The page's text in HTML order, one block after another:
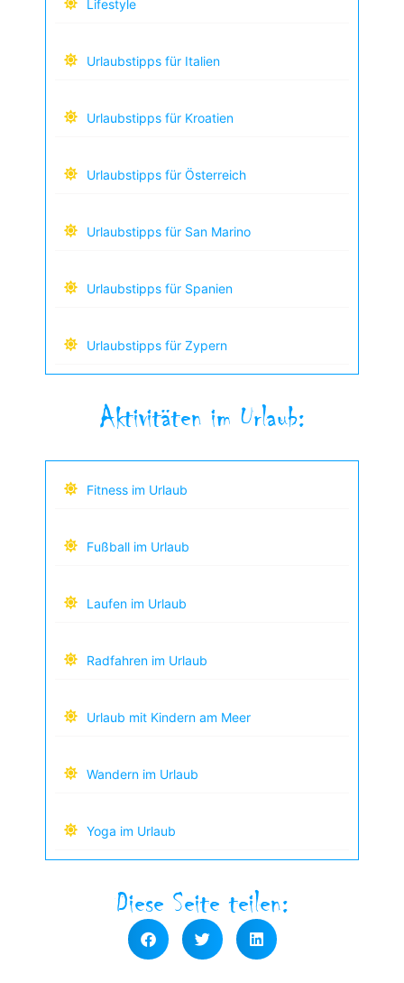
Lifestyle
Urlaubstipps für Italien
Urlaubstipps für Kroatien
Urlaubstipps für Österreich
Urlaubstipps für San Marino
Urlaubstipps für Spanien
Urlaubstipps für Zypern
Aktivitäten im Urlaub:
Fitness im Urlaub
Fußball im Urlaub
Laufen im Urlaub
Radfahren im Urlaub
Urlaub mit Kindern am Meer
Wandern im Urlaub
Yoga im Urlaub
Diese Seite teilen: